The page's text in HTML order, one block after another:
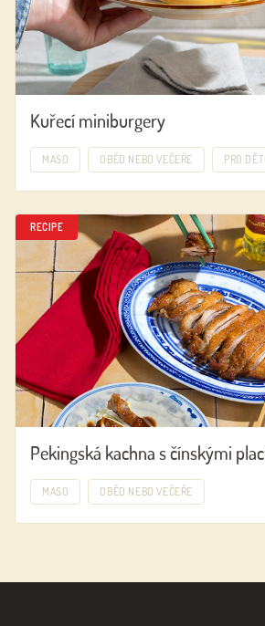
Kuřecí miniburgery
MASO OBĚD NEBO VEČEŘE PRO DĚTI
RECIPE
Pekingská kachna s čínskými
MASO OBĚD NEBO VEČEŘE